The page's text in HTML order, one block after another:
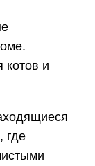
котов и
где